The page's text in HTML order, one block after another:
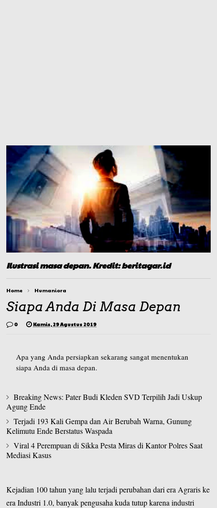
Ilustrasi masa depan. Kredit: beritagar.id
Home Humaniora
Siapa Anda Di Masa Depan
0 Kamis, 29 Agustus 2019
Apa yang Anda persiapkan sekarang sangat menentukan
siapa Anda di masa depan.
Breaking News: Pater Budi Kleden SVD Terpilih Jadi Uskup
Agung Ende
Terjadi 193 Kali Gempa dan Air Berubah Warna, Gunung
Kelimutu Ende Berstatus Waspada
Viral 4 Perempuan di Sikka Pesta Miras di Kantor Polres Saat
Mediasi Kasus
Kejadian 100 tahun yang lalu terjadi perubahan dari era Agraris ke
era Industri 1.0, banyak pengusaha kuda tutup karena industri